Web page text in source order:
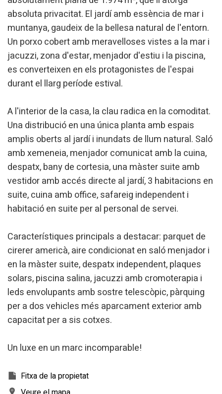
absoluta privacitat. El jardí amb essència de mar i
muntanya, gaudeix de la bellesa natural de l'entorn.
Un porxo cobert amb meravelloses vistes a la mar i
jacuzzi, zona d'estar, menjador d'estiu i la piscina,
es converteixen en els protagonistes de l'espai
durant el llarg període estival.
A l'interior de la casa, la clau radica en la comoditat.
Una distribució en una única planta amb espais
amplis oberts al jardí i inundats de llum natural. Saló
amb xemeneia, menjador comunicat amb la cuina,
despatx, bany de cortesia, una màster suite amb
vestidor amb accés directe al jardí, 3 habitacions en
suite, cuina amb office, safareig independent i
habitació en suite per al personal de servei.
Característiques principals a destacar: parquet de
cirerer americà, aire condicionat en saló menjador i
en la màster suite, despatx independent, plaques
solars, piscina salina, jacuzzi amb cromoterapia i
leds envolupants amb sostre telescòpic, pàrquing
per a dos vehicles més aparcament exterior amb
capacitat per a sis cotxes.
Un luxe en un marc incomparable!
Fitxa de la propietat
Modificar cookies
Aquest lloc web utilitza cookies pròpies per recopilar
informació amb la finalitat de millorar els nostres serveis.
Si continua navegant, suposa l'acceptació de la instal·lació
de les mateixes. L'usuari té la possibilitat de configurar el
navegador podent, si així ho desitja, impedir que siguin
instal·lades al disc dur, encara que haurà de tenir en
compte que aquesta acció podrà ocasionar dificultats de
navegació de la pàgina web.
Analítiques i personalització
mitjançant aquest tipus de cookies s'utilitza en el
mesurament de l'activitat del web per a l'elaboració de
servei. Permeten desar la informació de preferència de